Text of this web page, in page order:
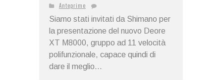
Anteprime
Siamo stati invitati da Shimano per
la presentazione del nuovo Deore
XT M8000, gruppo ad 11 velocità
polifunzionale, capace quindi di
dare il meglio...